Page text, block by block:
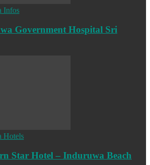
Infos
Government Hospital Sri
Hotels
Star Hotel – Induruwa Beach